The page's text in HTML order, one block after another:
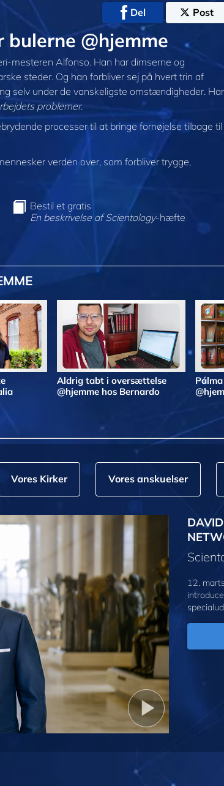
Del Post
@hjemme
mesteren Alfonso. Han har dimserne og
steder. Og han forbliver sej på hvert trin af
selv under de vanskeligste omstændigheder.
problemer.
processer til at bringe fornøjelse tilbage til
verden over, som forbliver trygge,
Bestil et gratis
En beskrivelse af Scientology-hæfte
Aldrig tabt i oversættelse
@hjemme hos Bernardo
Vores Kirker Vores anskuelser
12.